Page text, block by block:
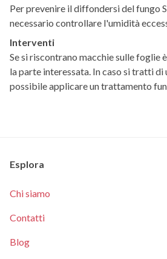
Per prevenire il diffondersi del fungo
necessario controllare l'umidità
Interventi
Se si riscontrano macchie sulle foglie
la parte interessata. In caso si tratti di
possibile applicare un trattamento
Esplora
Chi siamo
Contatti
Blog